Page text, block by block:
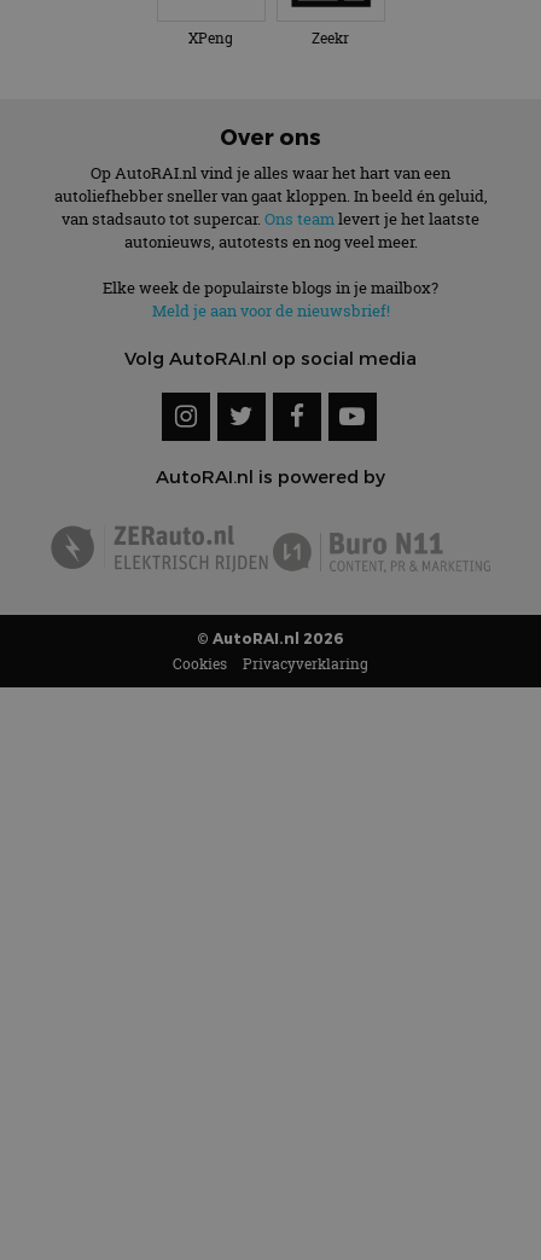
XPeng Zeekr
Over ons
Op AutoRAI.nl vind je alles waar het hart van een
autoliefhebber sneller van gaat kloppen. In beeld én geluid,
van stadsauto tot supercar. Ons teamlevert je het laatste
autonieuws, autotests en nog veel meer.
Elke week de populairste blogs in je mailbox?
Meld je aan voor de nieuwsbrief!
Volg AutoRAI.nl op social media
AutoRAI.nl is powered by
© AutoRAI.nl 2026
Cookies Privacyverklaring